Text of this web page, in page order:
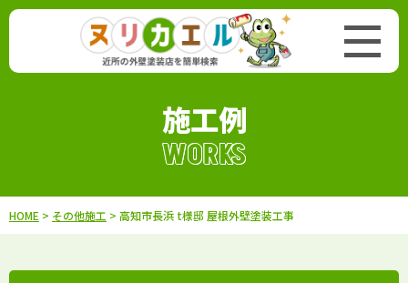
施工例
WORKS
HOME > その他施工 > 高知市長浜 t様邸 屋根外壁塗装工事